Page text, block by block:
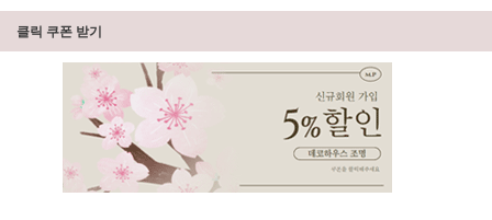
클릭 쿠폰 받기